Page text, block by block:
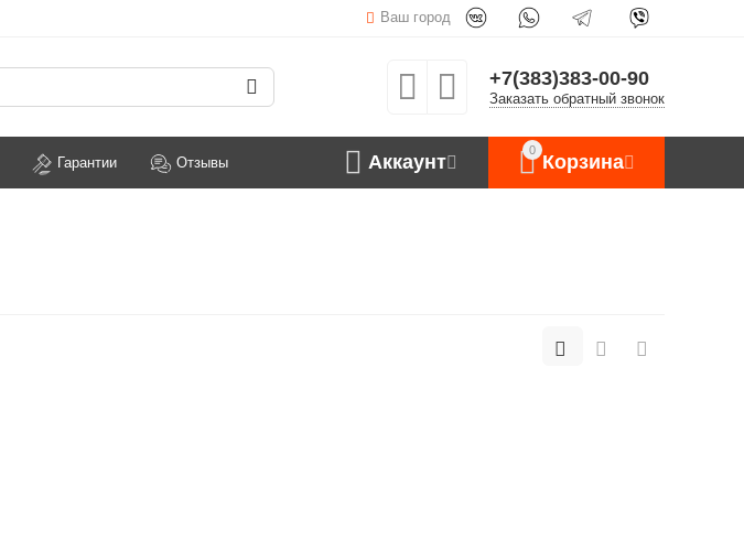
Ваш город
+7(383)383-00-90
Заказать обратный звонок
Гарантии Отзывы
0
Корзина
Аккаунт